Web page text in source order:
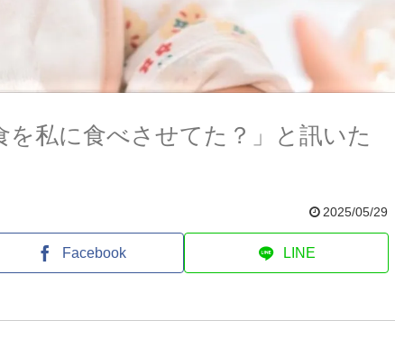
を私に食べさせてた？」と訊いた
2025/05/29
Facebook LINE